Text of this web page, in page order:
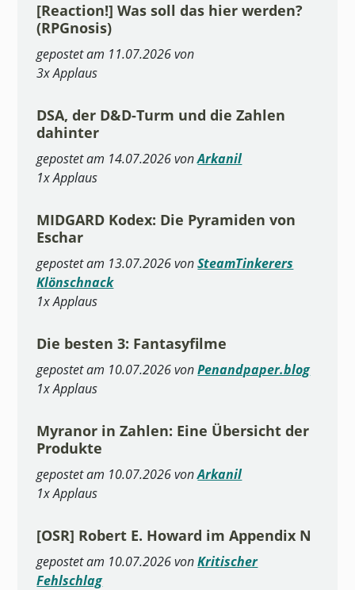
[Reaction!] Was soll das hier werden?
(RPGnosis)
gepostet am 11.07.2026 von
3x Applaus
DSA, der D&D-Turm und die Zahlen
dahinter
gepostet am 14.07.2026 vonArkanil
1x Applaus
MIDGARD Kodex: Die Pyramiden von
Eschar
gepostet am 13.07.2026 vonSteamTinkerers
Klönschnack
1x Applaus
Die besten 3: Fantasyfilme
gepostet am 10.07.2026 vonPenandpaper.blog
1x Applaus
Myranor in Zahlen: Eine Übersicht der
Produkte
gepostet am 10.07.2026 vonArkanil
1x Applaus
[OSR] Robert E. Howard im Appendix N
gepostet am 10.07.2026 vonKritischer
Fehlschlag